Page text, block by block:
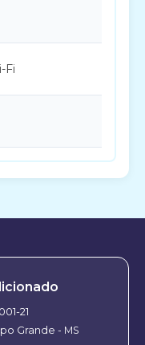
Fi
21
Grande - MS